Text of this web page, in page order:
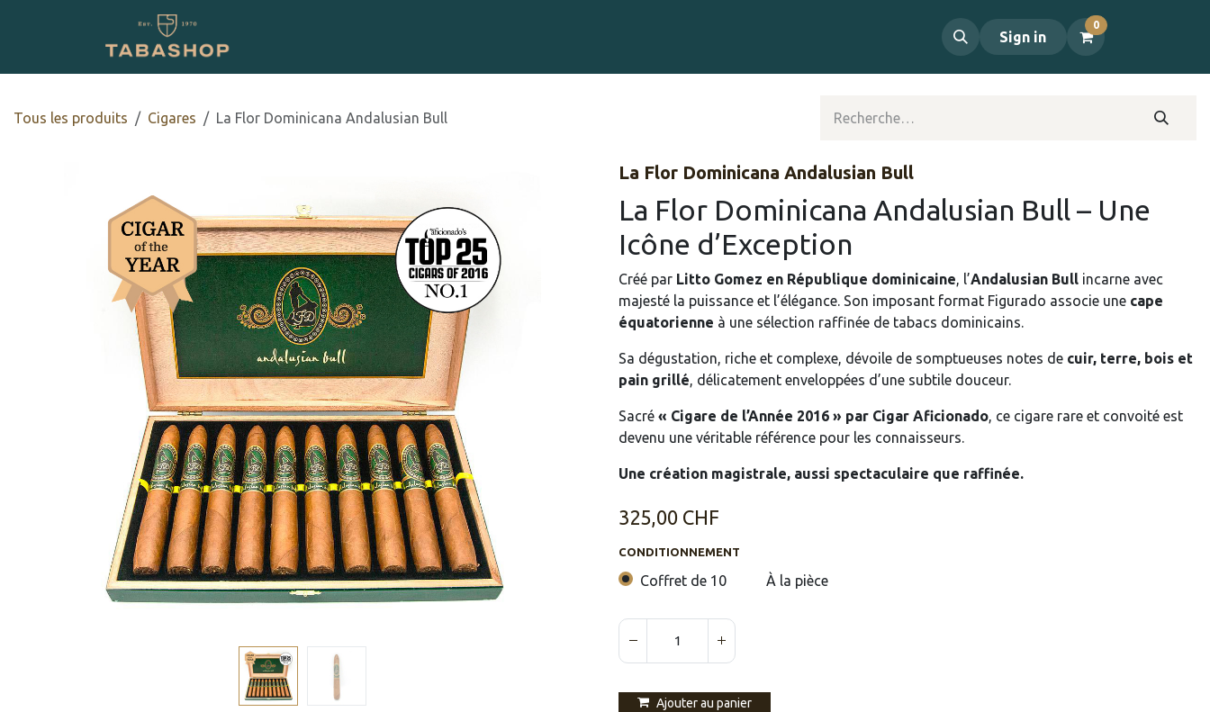
Sign in
0
Tous les produits ​​​Cigares La Flor Dominicana Andalusian Bull
La Flor Dominicana Andalusian Bull
La Flor Dominicana Andalusian Bull – Une
Icône d’Exception
Créé par Litto Gomez en République dominicaine, l’Andalusian Bull incarne avec
majesté la puissance et l’élégance. Son imposant format Figurado associe une cape
équatorienne à une sélection raffinée de tabacs dominicains.
Sa dégustation, riche et complexe, dévoile de somptueuses notes de cuir, terre, bois et
pain grillé, délicatement enveloppées d’une subtile douceur.
Sacré « Cigare de l’Année 2016 » par Cigar Aficionado, ce cigare rare et convoité est
devenu une véritable référence pour les connaisseurs.
Une création magistrale, aussi spectaculaire que raffinée.
325,00 CHF
CONDITIONNEMENT
Coffret de 10 À la pièce
Ajouter au panier